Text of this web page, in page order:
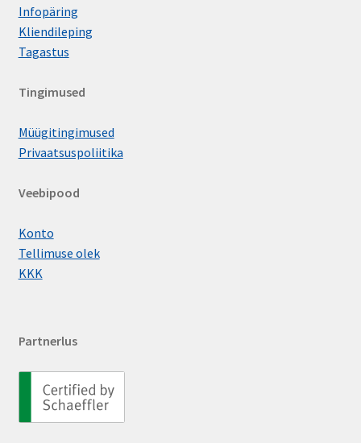
Infopäring
Kliendileping
Tagastus
Tingimused
Müügitingimused
Privaatsuspoliitika
Veebipood
Konto
Tellimuse olek
KKK
Partnerlus